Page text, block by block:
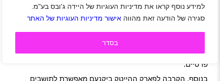
למידע נוסף קראו את מדיניות העוגיות של היידה ג'ובס בע"מ.
סגירה של הודעה זאת מהווה אישור מדיניות העוגיות של האתר
בסדר
עבודה בקרית טבעון מציעה יתרון משמעותי למי שמחפש לשלב
בין קריירה מתקדמת לבין סביבת חיים רגועה. העיר מתאפיינת
שמעניקים יחס אישי לעובדים. הנוף הירוק והאוויר הצלול תורמים
לאווירה רגועה ולקצב עבודה מאוזן, מה שהופך את קרית טבעון
למקום אידיאלי לעובדים שמחפשים איזון אמיתי בין עבודה לחיים
פרטיים.
בנוסף, הקרבה לפארק ההייטק ביקנעם מאפשרת לתושבים